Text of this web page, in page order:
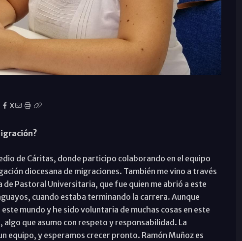
X
de Cáritas, donde participo colaborando en el equipo
diocesana de migraciones. También me vino a través
de Pastoral Universitaria, que fue quien me abrió a este
cuando estaba terminando la carrera. Aunque
mundo y he sido voluntaria de muchas cosas en este
que asumo con respeto y responsabilidad. La
equipo, y esperamos crecer pronto. Ramón Muñoz es